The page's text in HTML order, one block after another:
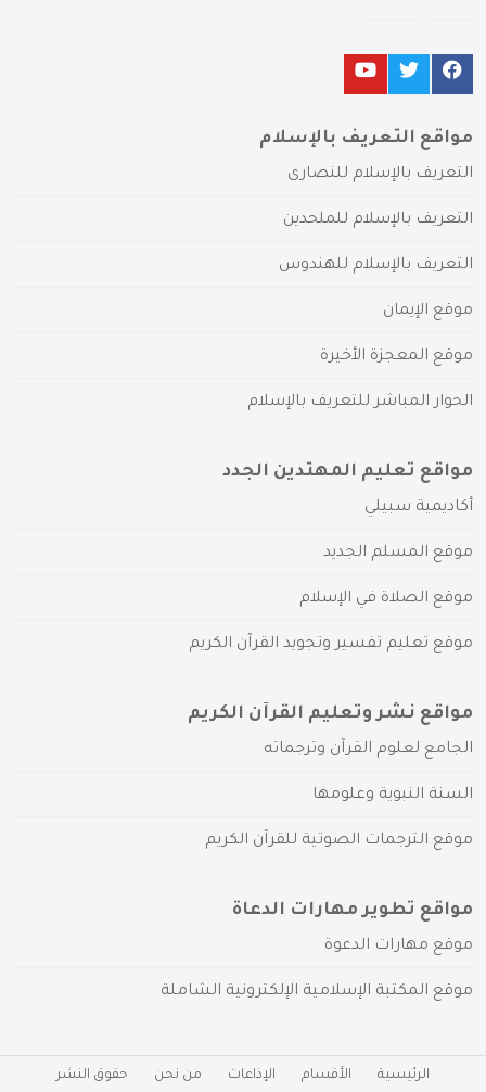
مواقع التعريف بالإسلام
التعريف بالإسلام للنصارى
التعريف بالإسلام للملحدين
التعريف بالإسلام للهندوس
موقع الإيمان
موقع المعجزة الأخيرة
الحوار المباشر للتعريف بالإسلام
مواقع تعليم المهتدين الجدد
أكاديمية سبيلي
موقع المسلم الجديد
موقع الصلاة في الإسلام
موقع تعليم تفسير وتجويد القرآن الكريم
مواقع نشر وتعليم القرآن الكريم
الجامع لعلوم القرآن وترجماته
السنة النبوية وعلومها
موقع الترجمات الصوتية للقرآن الكريم
مواقع تطوير مهارات الدعاة
موقع مهارات الدعوة
موقع المكتبة الإسلامية الإلكترونية الشاملة
الرئيسية الأقسام الإذاعات من نحن حقوق النشر